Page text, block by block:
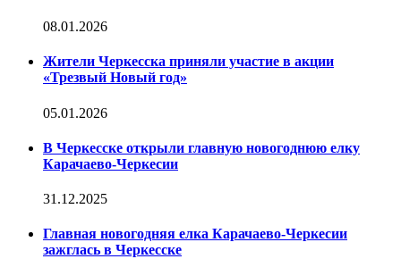
08.01.2026
Жители Черкесска приняли участие в акции
«Трезвый Новый год»
05.01.2026
В Черкесске открыли главную новогоднюю елку
Карачаево-Черкесии
31.12.2025
Главная новогодняя елка Карачаево-Черкесии
зажглась в Черкесске